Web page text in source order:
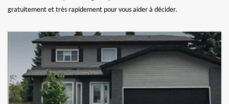
gratuitement et très rapidement pour vous aider à décider.